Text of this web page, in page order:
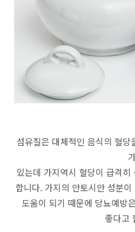
섬유질은 대체적인 음식의 혈
있는데 가지역시 혈당이 급격
합니다. 가지의 안토시안 성분
도움이 되기 때문에 당뇨예방
좋다고